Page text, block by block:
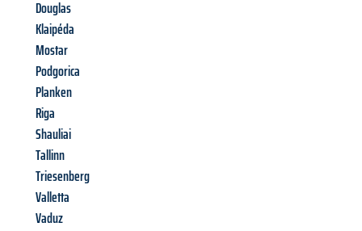
Douglas
Klaipéda
Mostar
Podgorica
Planken
Riga
Shauliai
Tallinn
Triesenberg
Valletta
Vaduz